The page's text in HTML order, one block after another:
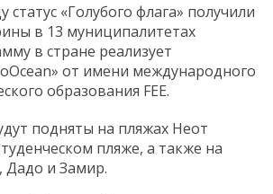
статус «Голубого флага» получили
в 13 муниципалитетах
в стране реализует
от имени международного
образования FEE.
подняты на пляжах Неот
пляже, а также на
Дадо и Замир.